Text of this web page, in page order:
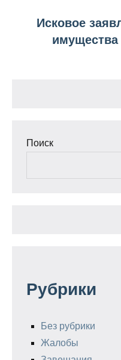
Исковое
имущества
Поиск
Рубрики
Без рубрики
Жалобы